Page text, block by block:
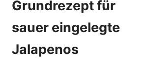
Grundrezept für
sauer eingelegte
Jalapenos